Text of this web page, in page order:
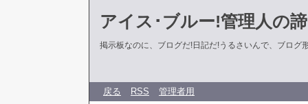
アイス･ブルー!管理人の
掲示板なのに、ブログだ!日記だ!うるさいんで、ブログ
戻る RSS 管理者用